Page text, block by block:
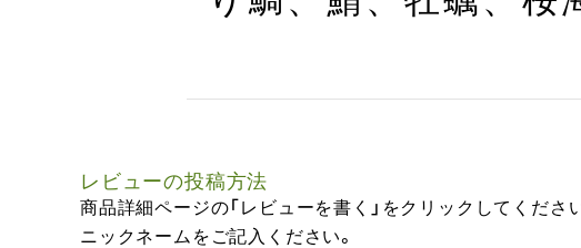
レビューの投稿方法
商品詳細ページの「レビューを書く」をクリックしてください
ニックネームをご記入ください。